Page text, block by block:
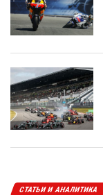
СТАТЬИ И АНАЛИТИКА